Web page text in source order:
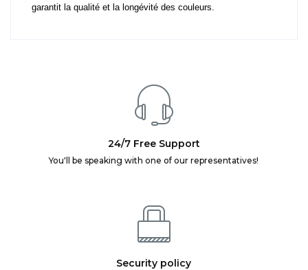
garantit la qualité et la longévité des couleurs.
24/7 Free Support
You'll be speaking with one of our representatives!
Security policy